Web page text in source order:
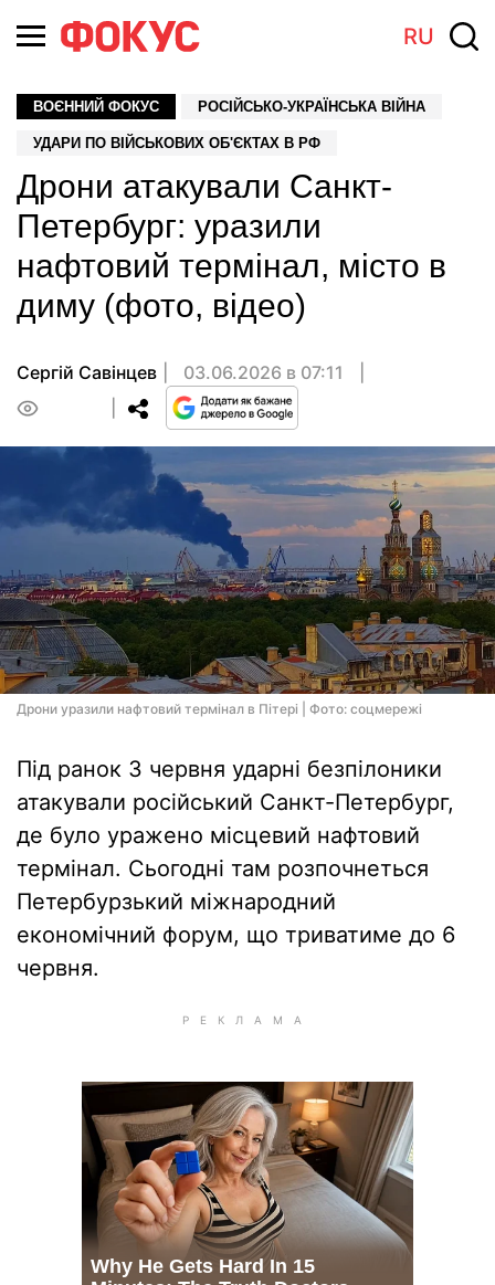
RU
ВОЄННИЙ ФОКУС РОСІЙСЬКО-УКРАЇНСЬКА ВІЙНА
УДАРИ ПО ВІЙСЬКОВИХ ОБ'ЄКТАХ В РФ
Дрони атакували Санкт-
Петербург: уразили
нафтовий термінал, місто в
диму (фото, відео)
Сергій Савінцев
03.06.2026 в 07:11
Дрони уразили нафтовий термінал в Пітері | Фото: соцмережі
Під ранок 3 червня ударні безпілоники
атакували російський Санкт-Петербург,
де було уражено місцевий нафтовий
термінал. Сьогодні там розпочнеться
Петербурзький міжнародний
економічний форум, що триватиме до 6
червня.